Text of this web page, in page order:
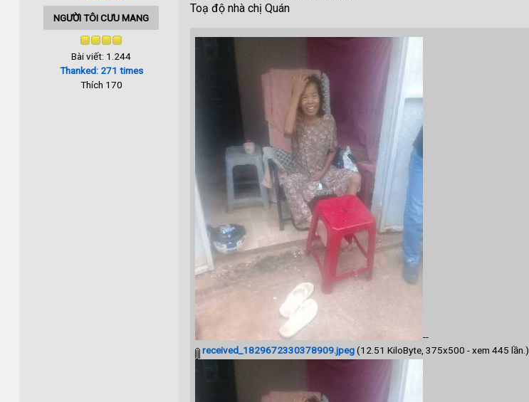
NGƯỜI TÔI CƯU MANG
Bài viết: 1.244
Thanked: 271 times
Thích 170
Toạ độ nhà chị Quán
--
received_1829672330378909.jpeg(12.51 KiloByte, 375x500 - xem 445 lần.)